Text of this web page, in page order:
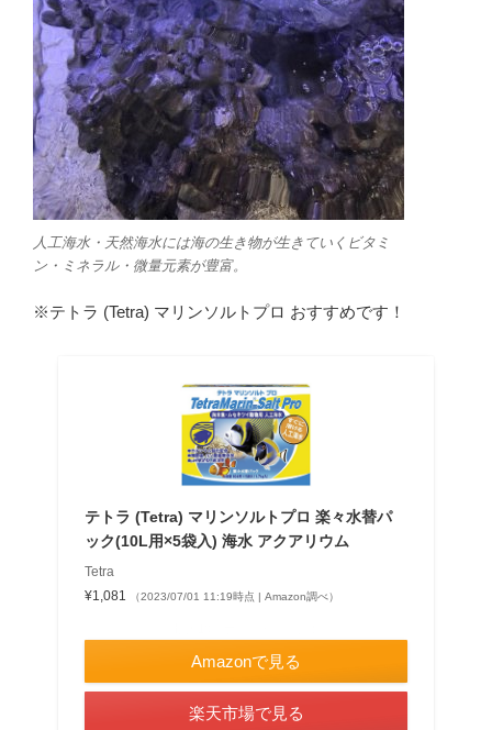
人工海水・天然海水には海の生き物が生きていくビタミ
ン・ミネラル・微量元素が豊富。
※テトラ (Tetra) マリンソルトプロ おすすめです！
テトラ (Tetra) マリンソルトプロ 楽々水替パ
ック(10L用×5袋入) 海水 アクアリウム
Tetra
¥1,081
（2023/07/01 11:19時点 | Amazon調べ）
Amazonで見る
楽天市場で見る